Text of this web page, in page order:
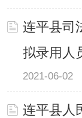
连平县司
拟录用人
2021-06-02
连平县人